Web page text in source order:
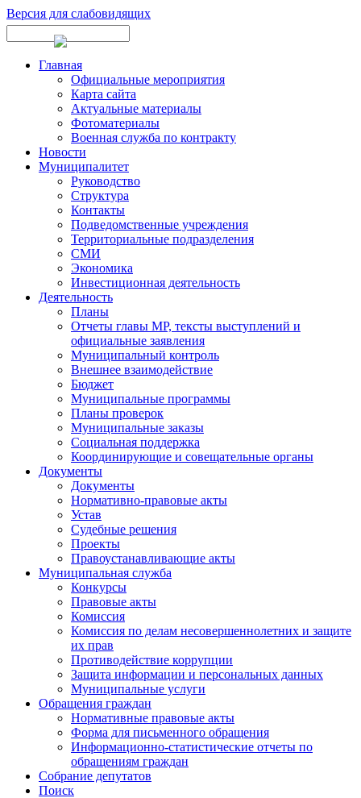
Версия для слабовидящих
Главная
Официальные мероприятия
Карта сайта
Актуальные материалы
Фотоматериалы
Военная служба по контракту
Новости
Муниципалитет
Руководство
Структура
Контакты
Подведомственные учреждения
Территориальные подразделения
СМИ
Экономика
Инвестиционная деятельность
Деятельность
Планы
Отчеты главы МР, тексты выступлений и
официальные заявления
Муниципальный контроль
Внешнее взаимодействие
Бюджет
Муниципальные программы
Планы проверок
Муниципальные заказы
Социальная поддержка
Координирующие и совещательные органы
Документы
Документы
Нормативно-правовые акты
Устав
Судебные решения
Проекты
Правоустанавливающие акты
Муниципальная служба
Конкурсы
Правовые акты
Комиссия
Комиссия по делам несовершеннолетних и защите
их прав
Противодействие коррупции
Защита информации и персональных данных
Муниципальные услуги
Обращения граждан
Нормативные правовые акты
Форма для письменного обращения
Информационно-статистические отчеты по
обращениям граждан
Собрание депутатов
Поиск